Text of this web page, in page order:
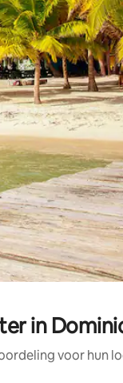
óf door te tikken
in
voor hun